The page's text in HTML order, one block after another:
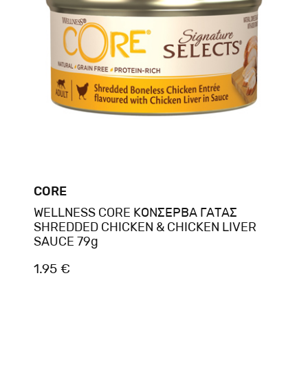
CORE
WELLNESS CORE ΚΟΝΣΕΡΒΑ ΓΑΤΑΣ
SHREDDED CHICKEN & CHICKEN LIVER
SAUCE 79g
1.95 €